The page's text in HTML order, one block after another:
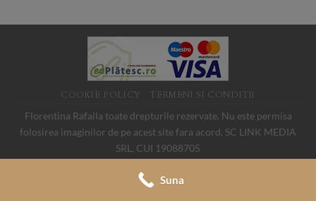
COOKIE POLICY TERMENI SI CONDITII
Florentina Rafaila toate drepturile rezervate. Nu este permisa
folosirea imaginilor de pe acest site fara acord. SC LINK MEDIA
SRL, CUI 19088705
Suna